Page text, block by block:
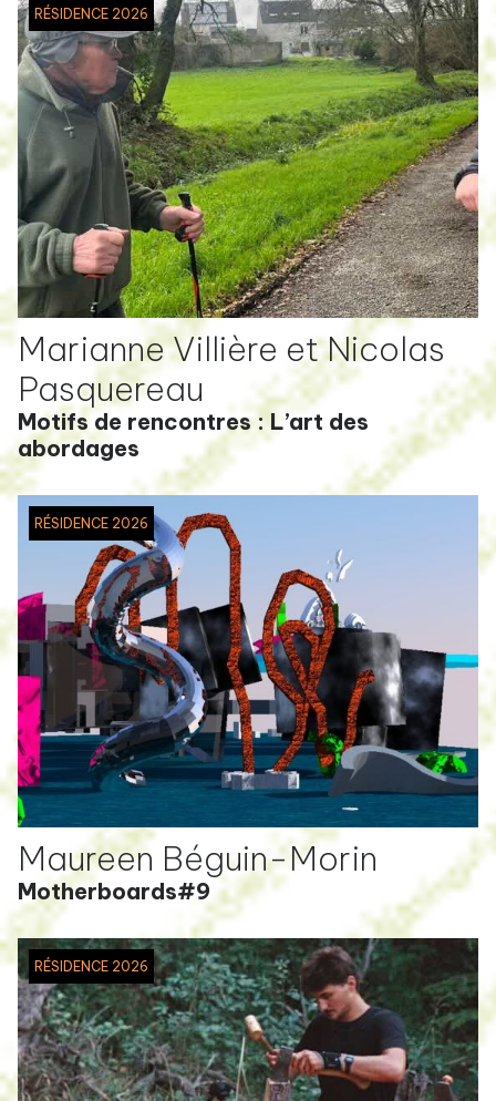
RÉSIDENCE 2026
Marianne Villière et Nicolas
Pasquereau
Motifs de rencontres : L’art des
abordages
RÉSIDENCE 2026
Maureen Béguin-Morin
Motherboards#9
RÉSIDENCE 2026